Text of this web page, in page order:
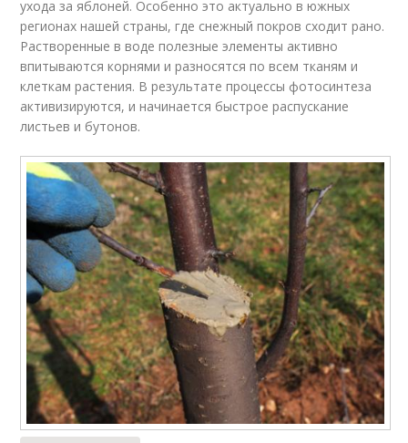
ухода за яблоней. Особенно это актуально в южных
регионах нашей страны, где снежный покров сходит рано.
Растворенные в воде полезные элементы активно
впитываются корнями и разносятся по всем тканям и
клеткам растения. В результате процессы фотосинтеза
активизируются, и начинается быстрое распускание
листьев и бутонов.